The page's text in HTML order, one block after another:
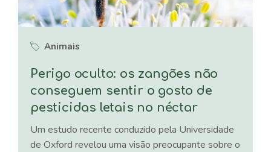
Animais
Perigo oculto: os zangões não
conseguem sentir o gosto de
pesticidas letais no néctar
Um estudo recente conduzido pela Universidade
de Oxford revelou uma visão preocupante sobre o